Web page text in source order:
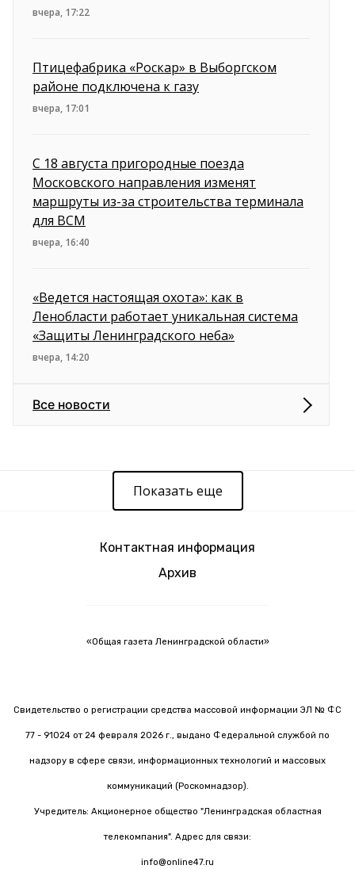
вчера, 17:22
Птицефабрика «Роскар» в Выборгском
районе подключена к газу
вчера, 17:01
С 18 августа пригородные поезда
Московского направления изменят
маршруты из-за строительства терминала
для ВСМ
вчера, 16:40
«Ведется настоящая охота»: как в
Ленобласти работает уникальная система
«Защиты Ленинградского неба»
вчера, 14:20
Все новости
Показать еще
Контактная информация
Архив
«Общая газета Ленинградской области»
Свидетельство о регистрации средства массовой информации ЭЛ № ФС
77 - 91024 от 24 февраля 2026 г., выдано Федеральной службой по
надзору в сфере связи, информационных технологий и массовых
коммуникаций (Роскомнадзор).
Учредитель: Акционерное общество "Ленинградская областная
телекомпания". Адрес для связи:
info@online47.ru